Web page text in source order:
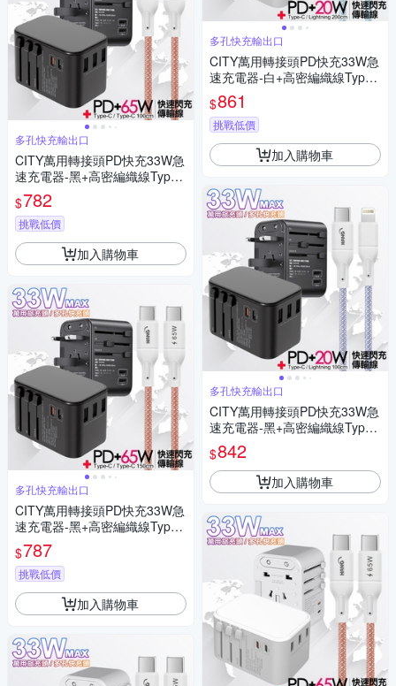
多孔快充輸出口
CITY萬用轉接頭PD快充33W急
速充電器-黑+高密編織線Type-
C to Type-C充電線-100cm
$782
挑戰低價
加入購物車
多孔快充輸出口
CITY萬用轉接頭PD快充33W急
速充電器-黑+高密編織線Type-
C to Type-C充電線-150cm
$787
挑戰低價
加入購物車
多孔快充輸出口
CITY萬用轉接頭PD快充33W急
速充電器-白+高密編織線Type-
C to Lightning iphone/ipad充電
線-200cm
$861
挑戰低價
加入購物車
多孔快充輸出口
CITY萬用轉接頭PD快充33W急
速充電器-黑+高密編織線Type-
C to Lightning iphone/ipad充電
線-100cm
$842
加入購物車